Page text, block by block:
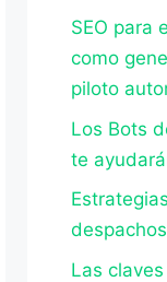
SEO para
como
piloto
Los Bots
te
Las